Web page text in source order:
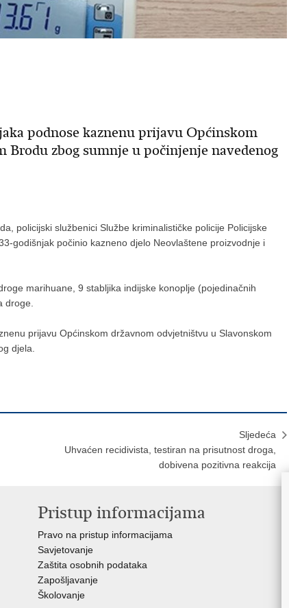
podnose kaznenu prijavu Općinskom
zbog sumnje u počinjenje navedenog
policijski službenici Službe kriminalističke policije Policijske
godišnjak počinio kazneno djelo Neovlaštene proizvodnje i
marihuane, 9 stabljika indijske konoplje (pojedinačnih
droge.
prijavu Općinskom državnom odvjetništvu u Slavonskom
djela.
Sljedeća
Uhvaćen recidivista, testiran na prisutnost droga,
dobivena pozitivna reakcija
Pristup informacijama
Pravo na pristup informacijama
Savjetovanje
Zaštita osobnih podataka
Zapošljavanje
Školovanje